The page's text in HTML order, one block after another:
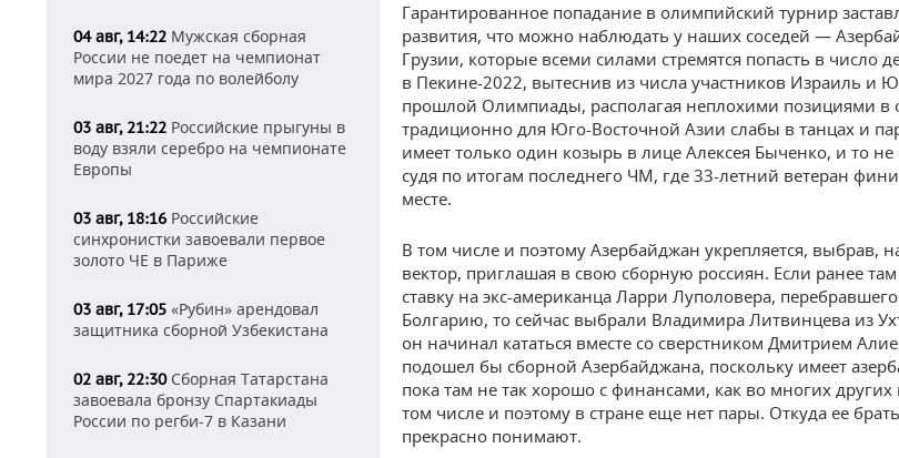
04 авг, 14:22 Мужская сборная
России не поедет на чемпионат
мира 2027 года по волейболу
03 авг, 21:22 Российские прыгуны в
воду взяли серебро на чемпионате
Европы
03 авг, 18:16 Российские
синхронистки завоевали первое
золото ЧЕ в Париже
03 авг, 17:05 «Рубин» арендовал
защитника сборной Узбекистана
02 авг, 22:30Сборная Татарстана
завоевала бронзу Спартакиады
России по регби-7 в Казани
Гарантированное попадание в олимпийский турнир
развития, что можно наблюдать у наших соседей —
Грузии, которые всеми силами стремятся попасть в число
в Пекине-2022, вытеснив из числа участников Израиль и
прошлой Олимпиады, располагая неплохими позициями в
традиционно для Юго-Восточной Азии слабы в танцах и
имеет только один козырь в лице Алексея Быченко, и то
судя по итогам последнего ЧМ, где 33-летний ветеран
месте.
В том числе и поэтому Азербайджан укрепляется, выбрав,
вектор, приглашая в свою сборную россиян. Если ранее
ставку на экс-американца Ларри Луполовера,
Болгарию, то сейчас выбрали Владимира Литвинцева из
он начинал кататься вместе со сверстником Дмитрием
подошел бы сборной Азербайджана, поскольку имеет
пока там не так хорошо с финансами, как во многих других
том числе и поэтому в стране еще нет пары. Откуда ее
прекрасно понимают.